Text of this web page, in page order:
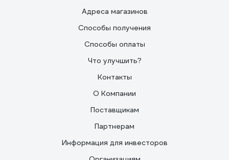
Адреса магазинов
Способы получения
Способы оплаты
Что улучшить?
Контакты
О Компании
Поставщикам
Партнерам
Информация для инвесторов